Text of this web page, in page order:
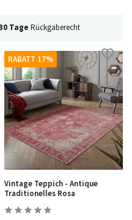
RABATT 17%
Vintage Teppich - Antique
Traditionelles Rosa